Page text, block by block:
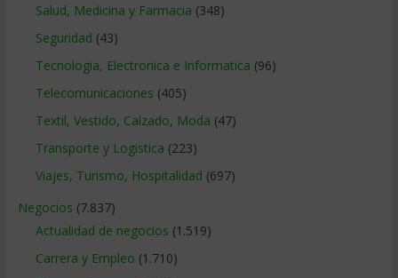
Salud, Medicina y Farmacia (348)
Seguridad (43)
Tecnologia, Electronica e Informatica (96)
Telecomunicaciones (405)
Textil, Vestido, Calzado, Moda (47)
Transporte y Logistica (223)
Viajes, Turismo, Hospitalidad (697)
Negocios (7.837)
Actualidad de negocios (1.519)
Carrera y Empleo (1.710)